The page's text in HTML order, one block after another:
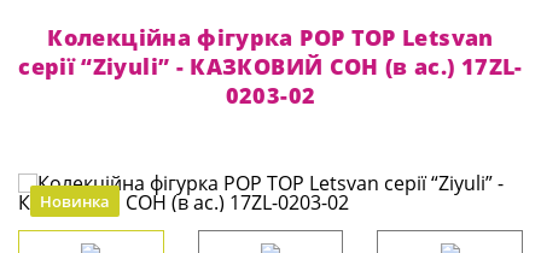
Колекційна фігурка POP TOP Letsvan
серії “Ziyuli” - КАЗКОВИЙ СОН (в ас.) 17ZL-
0203-02
Новинка